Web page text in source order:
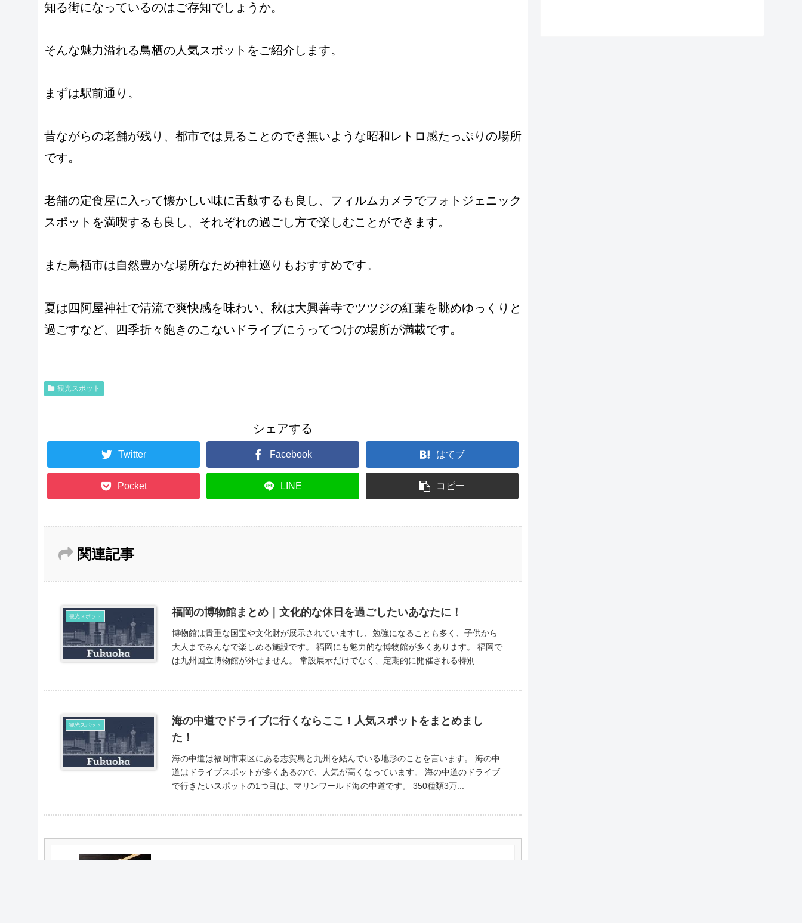
知る街になっているのはご存知でしょうか。
そんな魅力溢れる鳥栖の人気スポットをご紹介します。
まずは駅前通り。
昔ながらの老舗が残り、都市では見ることのでき無いような昭和レトロ感たっぷりの場所
です。
老舗の定食屋に入って懐かしい味に舌鼓するも良し、フィルムカメラでフォトジェニック
スポットを満喫するも良し、それぞれの過ごし方で楽しむことができます。
また鳥栖市は自然豊かな場所なため神社巡りもおすすめです。
夏は四阿屋神社で清流で爽快感を味わい、秋は大興善寺でツツジの紅葉を眺めゆっくりと
過ごすなど、四季折々飽きのこないドライブにうってつけの場所が満載です。
観光スポット
シェアする
Twitter Facebook はてブ
Pocket LINE コピー
関連記事
観光スポット 福岡の博物館まとめ｜文化的な休日を過ごしたいあなたに！
博物館は貴重な国宝や文化財が展示されていますし、勉強になることも多く、子供から
大人までみんなで楽しめる施設です。 福岡にも魅力的な博物館が多くあります。 福岡で
は九州国立博物館が外せません。 常設展示だけでなく、定期的に開催される特別...
観光スポット
海の中道でドライブに行くならここ！人気スポットをまとめまし
た！
海の中道は福岡市東区にある志賀島と九州を結んでいる地形のことを言います。 海の中
道はドライブスポットが多くあるので、人気が高くなっています。 海の中道のドライブ
で行きたいスポットの1つ目は、マリンワールド海の中道です。 350種類3万...